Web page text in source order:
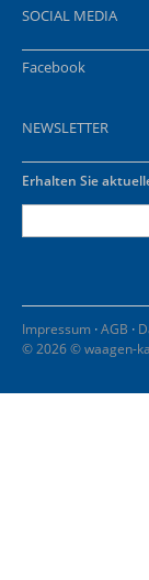
SOCIAL MEDIA
Facebook
NEWSLETTER
Erhalten Sie
Impressum ·AGB ·
© 2026 © waagen-